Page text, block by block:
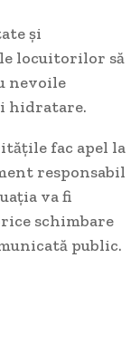
și
locuitorilor să
nevoile
hidratare.
fac apel la
responsabil
va fi
schimbare
public.